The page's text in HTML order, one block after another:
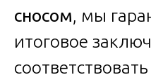
сносом, мы
итоговое